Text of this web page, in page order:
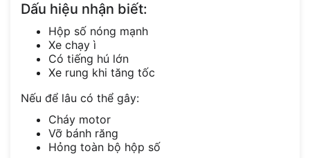
Dấu hiệu nhận biết:
Hộp số nóng mạnh
Xe chạy ì
Có tiếng hú lớn
Xe rung khi tăng tốc
Nếu để lâu có thể gây:
Cháy motor
Vỡ bánh răng
Hỏng toàn bộ hộp số